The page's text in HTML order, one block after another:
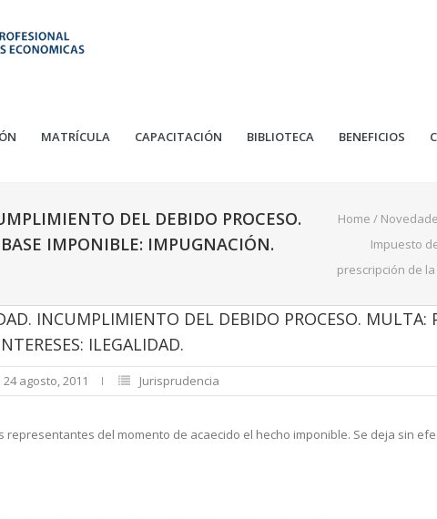
MATRÍCULA CAPACITACIÓN BIBLIOTECA BENEFICIOS
DEL DEBIDO PROCESO.
IMPONIBLE: IMPUGNACIÓN.
Home /
Impuesto
prescripción de
INCUMPLIMIENTO DEL DEBIDO PROCESO. MULTA:
ILEGALIDAD.
agosto, 2011 Jurisprudencia
del momento de acaecido el hecho imponible. Se deja sin